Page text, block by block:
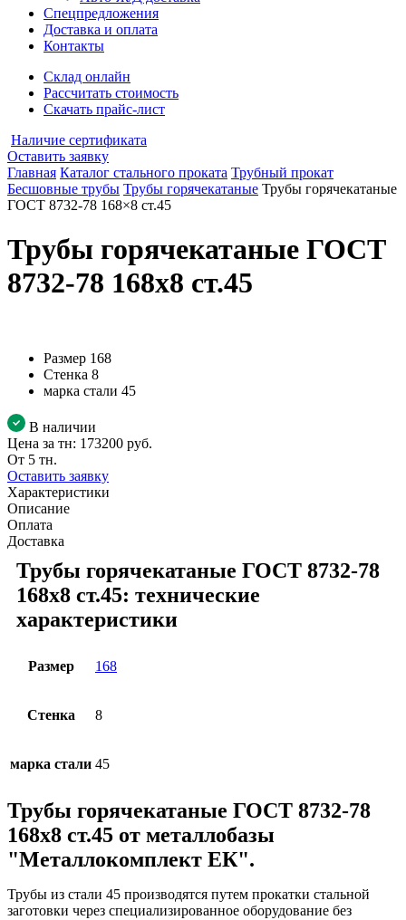
Спецпредложения
Доставка и оплата
Контакты
Склад онлайн
Рассчитать стоимость
Скачать прайс-лист
Наличие сертификата
Оставить заявку
Главная Каталог стального проката Трубный прокат
Бесшовные трубы Трубы горячекатаные Трубы горячекатаные
ГОСТ 8732-78 168×8 ст.45
Трубы горячекатаные ГОСТ
8732-78 168x8 ст.45
Размер 168
Стенка 8
марка стали 45
В наличии
Цена за тн: 173200 руб.
От 5 тн.
Оставить заявку
Характеристики
Описание
Оплата
Доставка
Трубы горячекатаные ГОСТ 8732-78
168x8 ст.45: технические
характеристики
Размер 168
Стенка 8
марка стали 45
Трубы горячекатаные ГОСТ 8732-78
168x8 ст.45 от металлобазы
"Металлокомплект ЕК".
Трубы из стали 45 производятся путем прокатки стальной
заготовки через специализированное оборудование без